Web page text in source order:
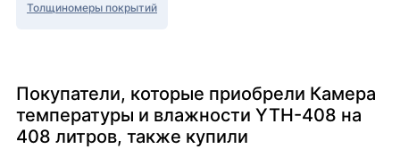
Толщиномеры покрытий
Покупатели, которые приобрели Камера
температуры и влажности YTH-408 на
408 литров, также купили